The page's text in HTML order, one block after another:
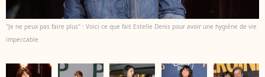
"Je ne peux pas faire plus" : Voici ce que fait Estelle Denis pour avoir une hygiène de vie
impeccable